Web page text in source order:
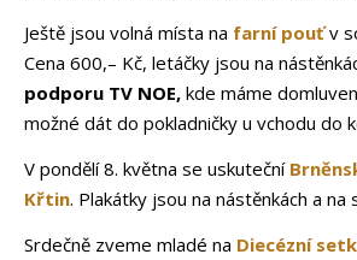
Ještě jsou volná místa na farní pouť v
Cena 600,– Kč, letáčky jsou na
podporu TV NOE, kde máme
možné dát do pokladničky u vchodu do
V pondělí 8. května se uskuteční
Křtin. Plakátky jsou na nástěnkách a na
Srdečně zveme mladé na Diecézní